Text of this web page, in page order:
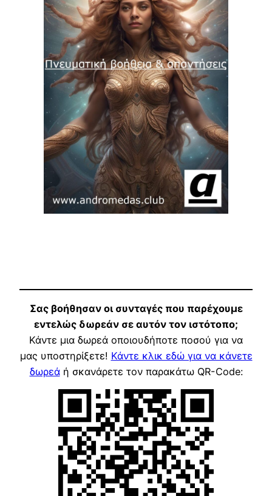
Σας βοήθησαν οι συνταγές που παρέχουμε
εντελώς δωρεάν σε αυτόν τον ιστότοπο;
Κάντε μια δωρεά οποιουδήποτε ποσού για να
μας υποστηρίξετε! Κάντε κλικ εδώ για να κάνετε
δωρεάή σκανάρετε τον παρακάτω QR-Code: